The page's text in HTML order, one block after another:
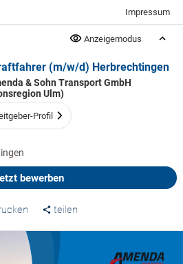
Impressum
Anzeigemodus
(m/w/d) Herbrechtingen
& Sohn Transport GmbH
Ulm)
Profil
bewerben
teilen